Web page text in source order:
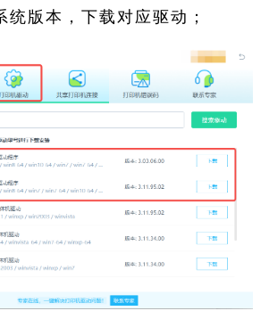
版本，下载对应驱动；